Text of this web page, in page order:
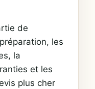
de
les
la
et les
plus cher